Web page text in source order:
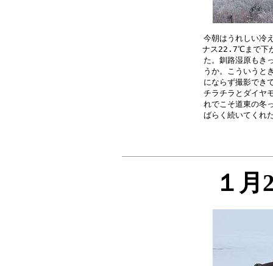
今朝はうれしい冷
ナス22.7℃まで下
た。釧路湿原もき
うか。こういうと
にならず撮影でき
チラチラとダイヤ
れでこそ道東の冬
１月